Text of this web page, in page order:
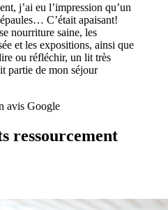
j’ai eu l’impression qu’un
C’était apaisant!
nourriture saine, les
et les expositions, ainsi que
ou réfléchir, un lit très
partie de mon séjour
avis Google
ressourcement